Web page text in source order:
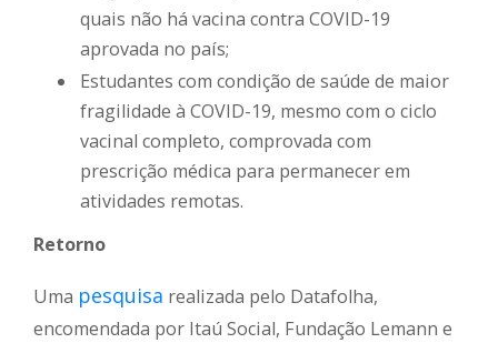
quais não há vacina contra COVID-19
aprovada no país;
Estudantes com condição de saúde de maior
fragilidade à COVID-19, mesmo com o ciclo
vacinal completo, comprovada com
prescrição médica para permanecer em
atividades remotas.
Retorno
Uma pesquisa realizada pelo Datafolha,
encomendada por Itaú Social, Fundação Lemann e